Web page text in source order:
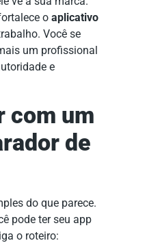
o aplicativo
Você se
um profissional
e
com um
de
do que parece.
pode ter seu app
o roteiro: